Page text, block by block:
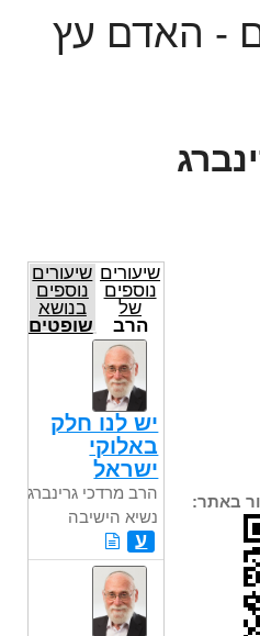
- האדם עץ
באתר:
שיעורים
נוספים
של
הרב
מרדכי
גרינברג
נשיא
הישיבה
שיעורים
נוספים
בנושא
שופטים
יש לנו חלק
באלוקי
ישראל
הרב מרדכי גרינברג
נשיא הישיבה
ע